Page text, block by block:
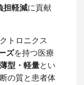
担軽減に貢献
トロニクス
ズを持つ医療
型・軽量とい
の質と患者体